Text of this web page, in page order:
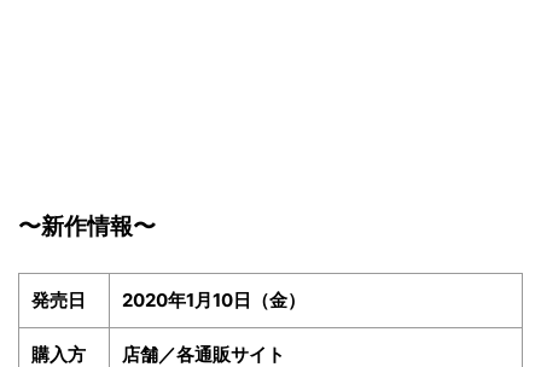
〜新作情報〜
発売日 2020年1月10日（金）
購入方
店舗／各通販サイト